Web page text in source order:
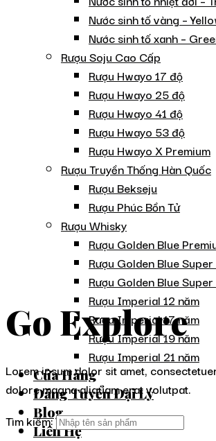
Nước sinh tố vàng –
Nước sinh tố xanh –
Rượu Soju Cao Cấp
Rượu Hwayo 17 độ
Rượu Hwayo 25 độ
Rượu Hwayo 41 độ
Rượu Hwayo 53 độ
Rượu Hwayo X Premium
Rượu Truyền Thống Hàn Quốc
Rượu Bekseju
Rượu Phúc Bồn Tử
Rượu Whisky
Rượu Golden Blue
Rượu Golden Blue
Rượu Golden Blue
Rượu Imperial 12 năm
Rượu Imperial 17 năm
Rượu Imperial 19 năm
Rượu Imperial 21 năm
Cửa Hàng
Đăng Tuyển Đại Lý
Blog
Liên Hệ
Go Explore
Lorem ipsum dolor sit amet,
dolore magna aliquam erat volutpat.
Tìm kiếm: